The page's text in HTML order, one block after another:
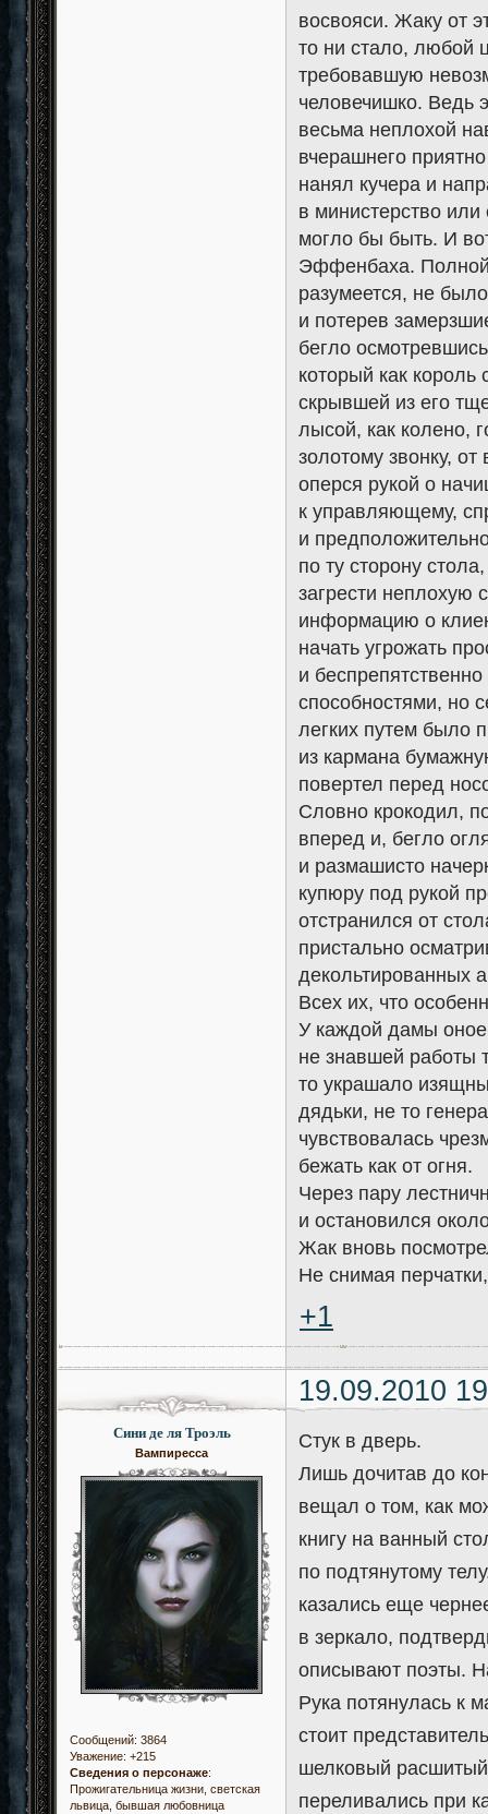
восвояси. Жаку от
то ни стало, любой
требовавшую
человечишко. Ведь
весьма неплохой
вчерашнего
нанял кучера и
в министерство
могло бы быть. И
Эффенбаха. Полной
разумеется, не
и потерев
бегло
который как
скрывшей из его
лысой, как колено,
золотому звонку,
оперся рукой о
к управляющему,
и
по ту сторону
загрести неплохую
информацию о
начать угрожать
и
способностями, но
легких путем было
из кармана
повертел перед
Словно крокодил,
вперед и, бегло
и размашисто
купюру под рукой
отстранился от
пристально
декольтированных
Всех их, что
У каждой дамы оное
не знавшей работы
то украшало
дядьки, не то
чувствовалась
бежать как от огня.
Через пару
и остановился
Жак вновь
Не снимая
+1
19.09.2010
Сини де ля Троэль
Вампиресса
Сообщений: 3864
Уважение: +215
Сведения о персонаже:
Прожигательница жизни, светская
львица, бывшая любовница
Стук в дверь.
Лишь дочитав до
вещал о том, как
книгу на ванный
по подтянутому
казались еще
в зеркало,
описывают поэты.
Рука потянулась к
стоит
шелковый расшитый
переливались при